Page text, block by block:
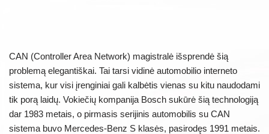
CAN (Controller Area Network) magistralė išsprendė šią
problemą elegantiškai. Tai tarsi vidinė automobilio interneto
sistema, kur visi įrenginiai gali kalbėtis vienas su kitu naudodami
tik porą laidų. Vokiečių kompanija Bosch sukūrė šią technologiją
dar 1983 metais, o pirmasis serijinis automobilis su CAN
sistema buvo Mercedes-Benz S klasės, pasirodęs 1991 metais.